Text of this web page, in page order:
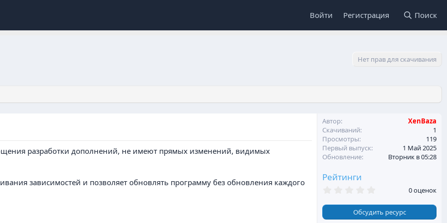
Войти Регистрация Поиск
Нет прав для скачивания
разработки дополнений, не имеют прямых изменений, видимых
зависимостей и позволяет обновлять программу без обновления каждого
Автор
XenBaza
Скачиваний
1
Просмотры
119
Первый выпуск
1 Май 2025
Обновление
Вторник в 05:28
Рейтинги
0
0
з
0 оценок
Обсудить ресурс